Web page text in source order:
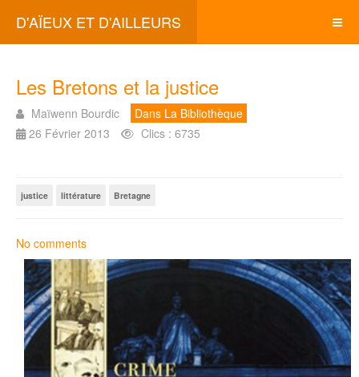
D'AÏEUX ET D'AILLEURS
Les Bretons et la justice
Maïwenn Bourdic
Dans La Bibliothèque
26 Février 2013
Clics : 6735
justice littérature Bretagne
No comments